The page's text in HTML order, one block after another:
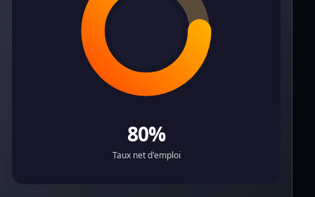
80%
Taux net d'emploi